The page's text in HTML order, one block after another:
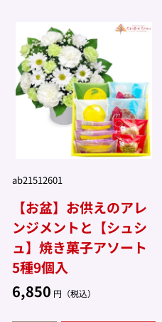
ab21512601
【お盆】お供えのアレ
ンジメントと【シュシ
ュ】焼き菓子アソート
5種9個入
6,850 円（税込）